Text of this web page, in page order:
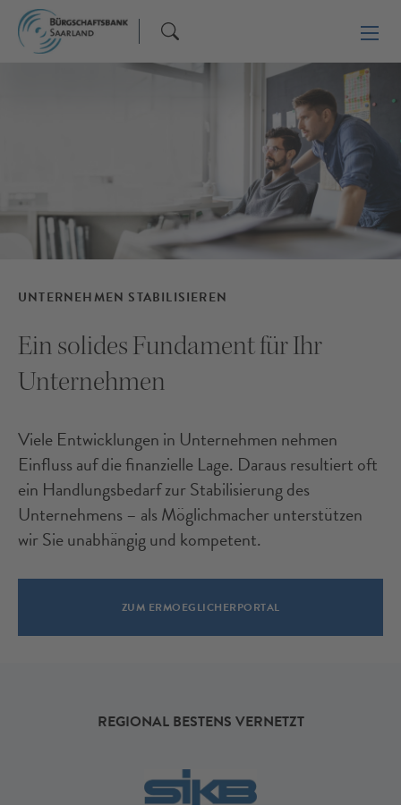
UNTERNEHMEN STABILISIEREN
Ein solides Fundament für Ihr
Unternehmen
Viele Entwicklungen in Unternehmen nehmen
Einfluss auf die finanzielle Lage. Daraus resultiert oft
ein Handlungsbedarf zur Stabilisierung des
Unternehmens – als Möglichmacher unterstützen
wir Sie unabhängig und kompetent.
ZUM ERMOEGLICHERPORTAL
REGIONAL BESTENS VERNETZT